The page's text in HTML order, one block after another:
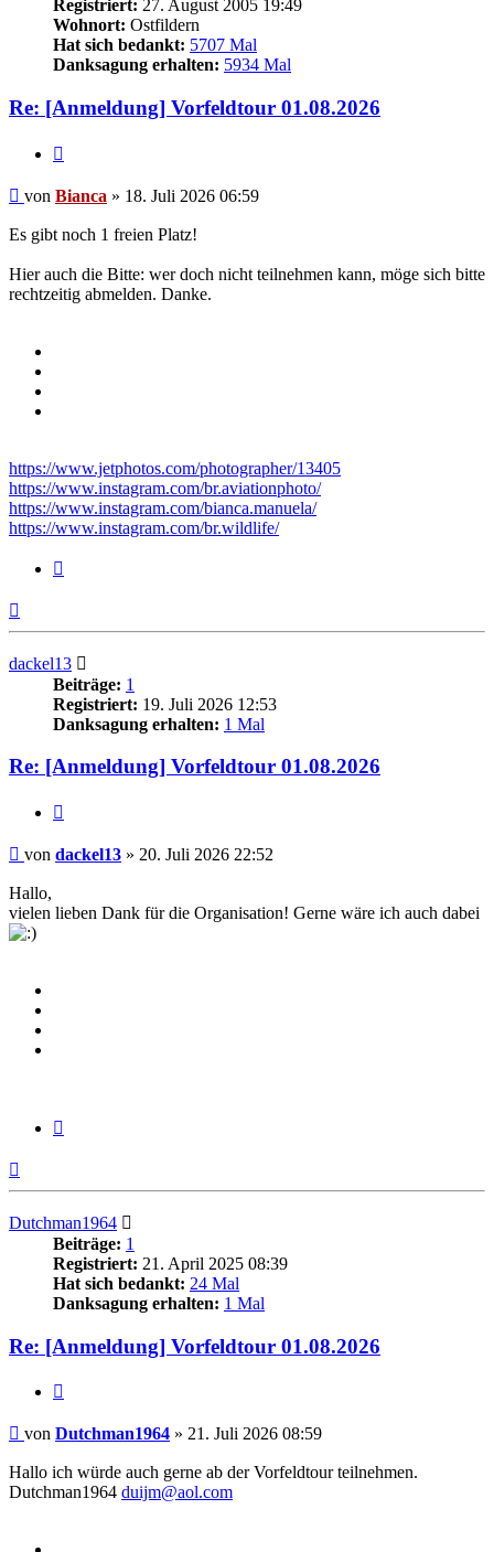
Registriert: 27. August 2005 19:49
Wohnort: Ostfildern
Hat sich bedankt: 5707 Mal
Danksagung erhalten: 5934 Mal
Re: [Anmeldung] Vorfeldtour 01.08.2026
Beitrag
von Bianca » 18. Juli 2026 06:59
Es gibt noch 1 freien Platz!
Hier auch die Bitte: wer doch nicht teilnehmen kann, möge sich bitte
rechtzeitig abmelden. Danke.
https://www.jetphotos.com/photographer/13405
https://www.instagram.com/br.aviationphoto/
https://www.instagram.com/bianca.manuela/
https://www.instagram.com/br.wildlife/
dackel13
Beiträge: 1
Registriert: 19. Juli 2026 12:53
Danksagung erhalten: 1 Mal
Re: [Anmeldung] Vorfeldtour 01.08.2026
Beitrag
von dackel13 » 20. Juli 2026 22:52
Hallo,
vielen lieben Dank für die Organisation! Gerne wäre ich auch dabei
Dutchman1964
Beiträge: 1
Registriert: 21. April 2025 08:39
Hat sich bedankt: 24 Mal
Danksagung erhalten: 1 Mal
Re: [Anmeldung] Vorfeldtour 01.08.2026
Beitrag
von Dutchman1964 » 21. Juli 2026 08:59
Hallo ich würde auch gerne ab der Vorfeldtour teilnehmen.
Dutchman1964 duijm@aol.com